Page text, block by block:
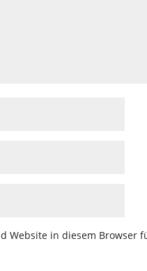
Website in diesem